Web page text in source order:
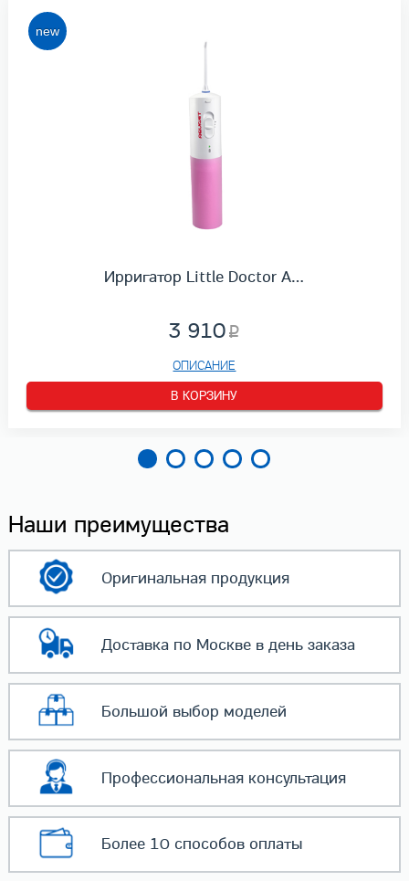
Ирригатор Little Doctor A…
3 910
ОПИСАНИЕ
В КОРЗИНУ
Наши преимущества
Оригинальнаяпродукция
Доставка по Москвев день заказа
Большой выбор моделей
Профессиональнаяконсультация
Более 10 способовоплаты